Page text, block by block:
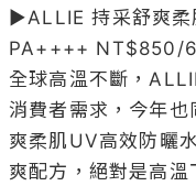
▶ALLIE 持采舒爽
PA++++ NT$850/
全球高溫不斷，
消費者需求，今年
爽柔肌UV高效防曬
爽配方，絕對是高